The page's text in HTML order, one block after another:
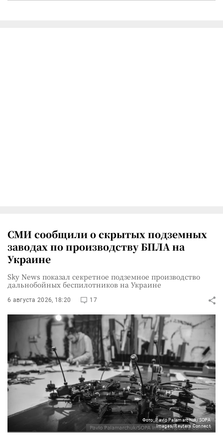
СМИ сообщили о скрытых подземных
заводах по производству БПЛА на
Украине
Sky News показал секретное подземное производство
дальнобойных беспилотников на Украине
6 августа 2026, 18:20 17
Фото: Pavlo Palamarchuk/SOPA
Images/Reuters Connect